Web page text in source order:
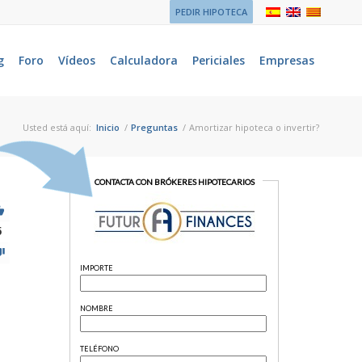
PEDIR HIPOTECA
Foro Vídeos Calculadora Periciales Empresas
Usted está aquí: Inicio / Preguntas / Amortizar hipoteca o invertir?